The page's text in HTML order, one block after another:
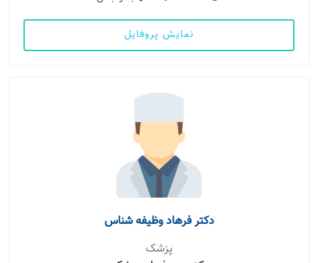
نمایش پروفایل
دکتر فرهاد وظیفه شناس
پزشک